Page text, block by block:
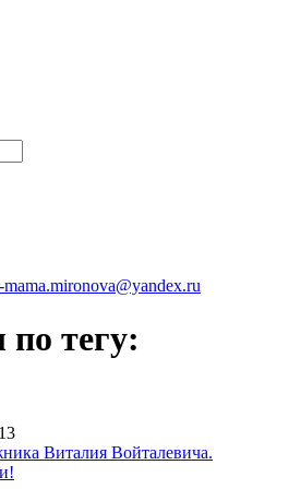
mama.mironova@yandex.ru
тегу:
Виталия Войталевича.